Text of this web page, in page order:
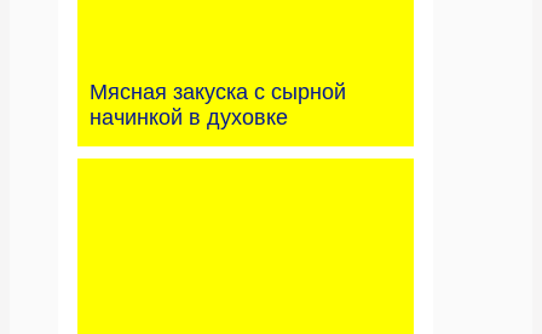
Мясная закуска с сырной
начинкой в духовке